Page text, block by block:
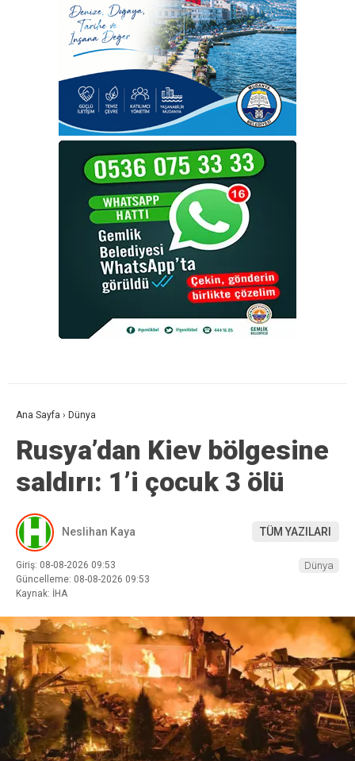
Ana Sayfa › Dünya
Rusya’dan Kiev bölgesine
saldırı: 1’i çocuk 3 ölü
Neslihan Kaya TÜM YAZILARI
Giriş: 08-08-2026 09:53
Güncelleme: 08-08-2026 09:53
Kaynak: İHA
Dünya